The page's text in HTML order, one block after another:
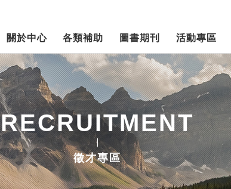
關於中心 各類補助 圖書期刊 活動專區
RECRUITMENT
徵才專區